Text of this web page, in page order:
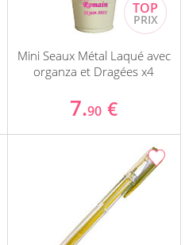
Mini Seaux Métal Laqué avec
organza et Dragées x4
7.90 €